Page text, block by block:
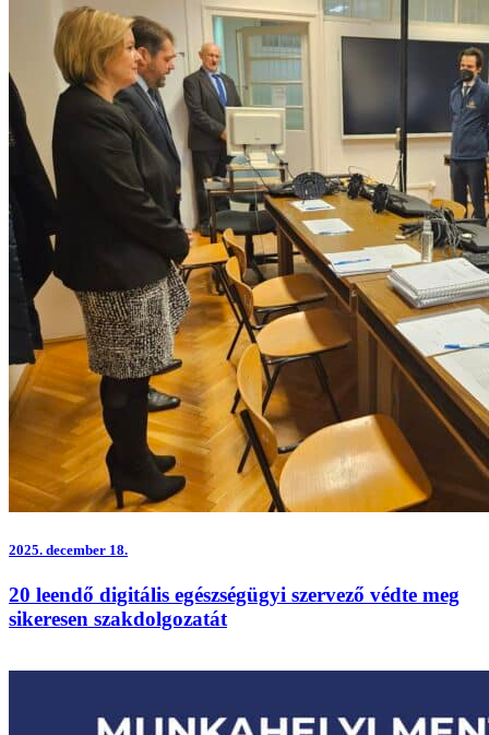
2025. december 18.
20 leendő digitális egészségügyi szervező védte meg
sikeresen szakdolgozatát